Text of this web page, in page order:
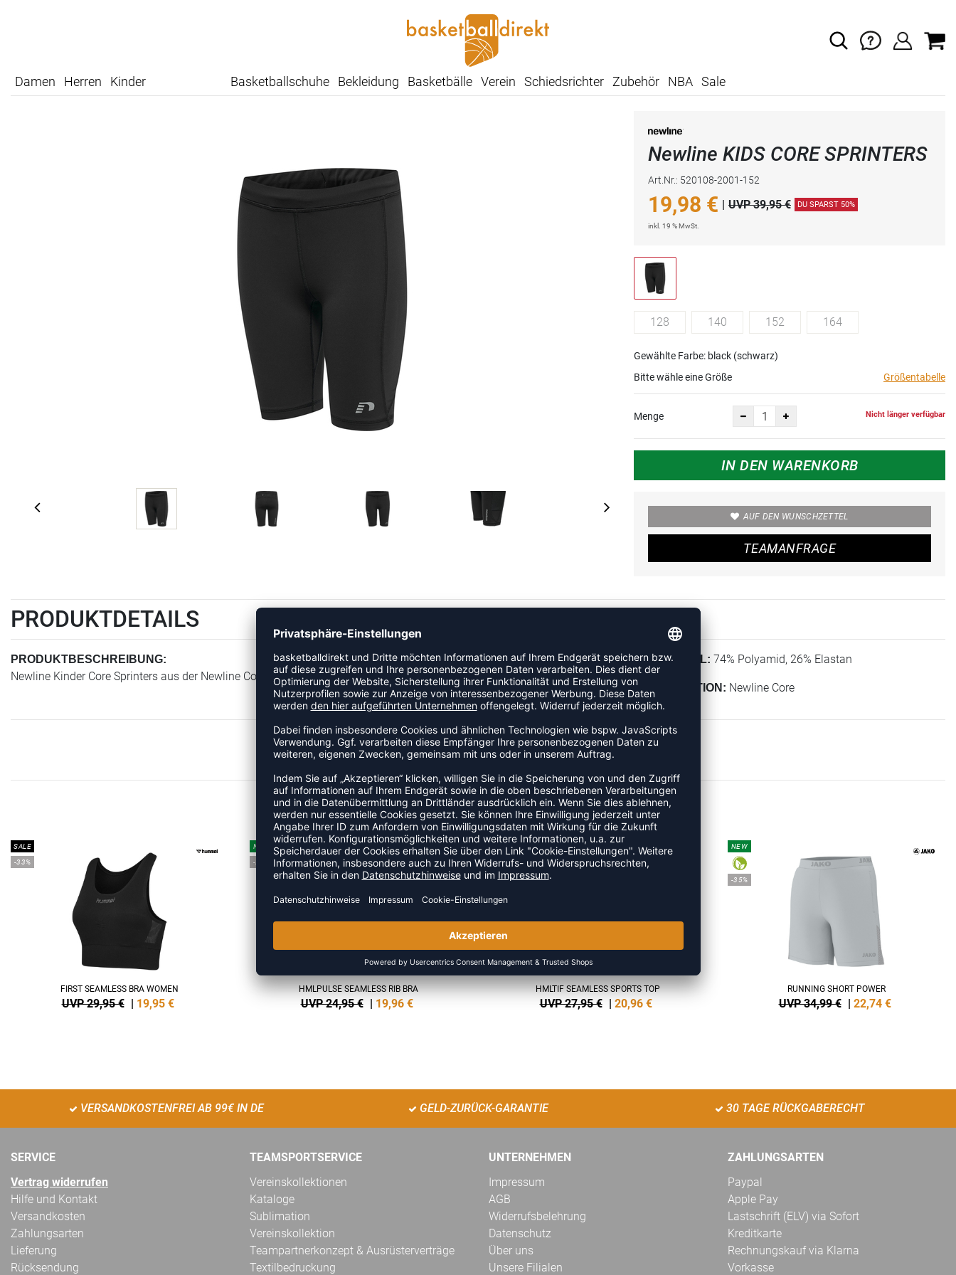
Damen Herren Kinder Basketballschuhe Bekleidung Basketbälle Verein Schiedsrichter Zubehör NBA Sale
Newline KIDS CORE SPRINTERS
Art.Nr.: 520108-2001-152
19,98 € | UVP 39,95 € DU SPARST 50%
inkl. 19 % MwSt.
128 140 152 164
Gewählte Farbe: black (schwarz)
Bitte wähle eine Größe
Größentabelle
Menge Nicht länger verfügbar
IN DEN WARENKORB
AUF DEN WUNSCHZETTEL
TEAMANFRAGE
PRODUKTDETAILS
PRODUKTBESCHREIBUNG:
Newline Kinder Core Sprinters aus der Newline Core Kollektion. 74% Polyamid, 26% Elastan
MATERIAL: 74% Polyamid, 26% Elastan
KOLLEKTION: Newline Core
ZULETZT ANGESEHEN
MEHR AUS DER KATEGORIE RUNNING
SALE
-33%
FIRST SEAMLESS BRA WOMEN
UVP 29,95 € | 19,95 €
NEW
-20%
HMLPULSE SEAMLESS RIB BRA
UVP 24,95 € | 19,96 €
SALE
-25%
HMLTIF SEAMLESS SPORTS TOP
UVP 27,95 € | 20,96 €
NEW
-35%
RUNNING SHORT POWER
UVP 34,99 € | 22,74 €
VERSANDKOSTENFREI AB 99€ IN DE GELD-ZURÜCK-GARANTIE 30 TAGE RÜCKGABERECHT
SERVICE
Vertrag widerrufen
Hilfe und Kontakt
Versandkosten
Zahlungsarten
Lieferung
Rücksendung
TEAMSPORTSERVICE
Vereinskollektionen
Kataloge
Sublimation
Vereinskollektion
Teampartnerkonzept & Ausrüsterverträge
Textilbedruckung
UNTERNEHMEN
Impressum
AGB
Widerrufsbelehrung
Datenschutz
Über uns
Unsere Filialen
ZAHLUNGSARTEN
Paypal
Apple Pay
Lastschrift (ELV) via Sofort
Kreditkarte
Rechnungskauf via Klarna
Vorkasse